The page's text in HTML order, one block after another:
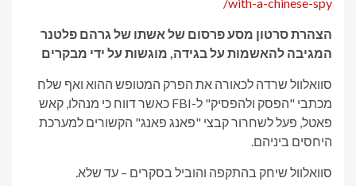
הצהרת סרטון מסע פרסום של אשתו של גרהם פלטנר
המגיבה להאשמות על בגידה, מוגשות על ידי מבקרים
סוואלוול שרדה לכאורה את הפרק המטופש ההוא ואף שלח
מכתבי "הפסק ולהפסיק" ל-FBI כאשר דווח כי מנהלו, קאש
פאטל, פעל לשחרור קבצי "פאנג פאנג" הקשורים למערכת
היחסים ביניהם.
סוואלוול שיחק בהתקפה והוביל בסקרים – עד שלא.